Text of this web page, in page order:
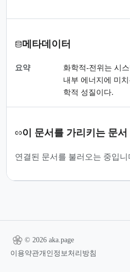
메타데이터
요약
화학적-전위는 시
내부 에너지에 미
학적 성질이다.
이 문서를 가리키는 문서
연결된 문서를 불러오는 중입니
© 2026 aka.page
이용약관개인정보처리방침